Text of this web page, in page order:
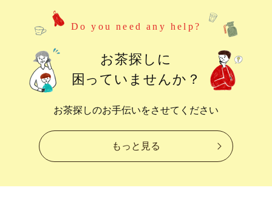
Do you need any help?
お茶探しに
困っていませんか？
お茶探しのお手伝いをさせてください
もっと見る